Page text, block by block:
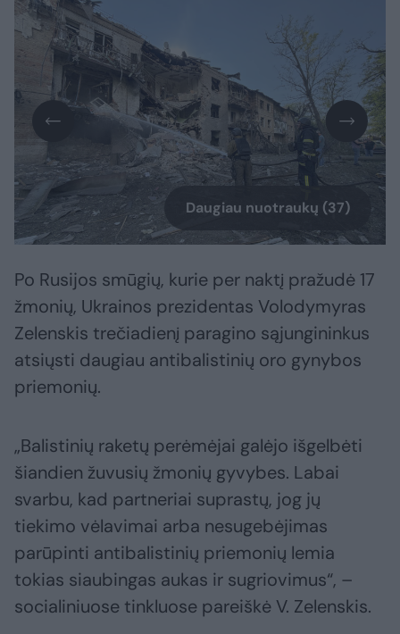
Daugiau nuotraukų (37)
Po Rusijos smūgių, kurie per naktį pražudė 17
žmonių, Ukrainos prezidentas Volodymyras
Zelenskis trečiadienį paragino sąjungininkus
atsiųsti daugiau antibalistinių oro gynybos
priemonių.
„Balistinių raketų perėmėjai galėjo išgelbėti
šiandien žuvusių žmonių gyvybes. Labai
svarbu, kad partneriai suprastų, jog jų
tiekimo vėlavimai arba nesugebėjimas
parūpinti antibalistinių priemonių lemia
tokias siaubingas aukas ir sugriovimus“, –
socialiniuose tinkluose pareiškė V. Zelenskis.